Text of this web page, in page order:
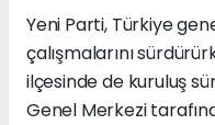
Yeni Parti, Türkiye
çalışmalarını
ilçesinde de kuruluş
Genel Merkezi